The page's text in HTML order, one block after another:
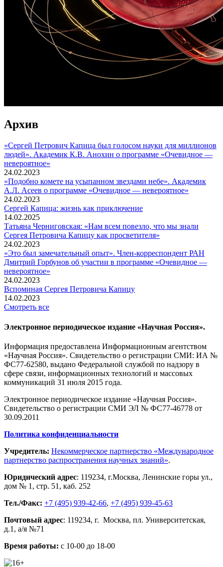
Архив
«Сергей Петрович Капица был голосом науки для миллионов
людей». Академик К.В. Анохин о программе «Очевидное —
невероятное»
24.02.2023
«Подобно комете на усыпанном звездами небе». Академик
А.Л. Асеев о программе «Очевидное — невероятное»
24.02.2023
Сергей Капица: жизнь как приключение
14.02.2025
Татьяна Черниговская: «Нам всем повезло, что мы знали
Сергея Петровича Капицу как просветителя»
24.02.2023
«Это был замечательный опыт». Член-корреспондент РАН
Дмитрий Горбунов об участии в программе «Очевидное —
невероятное»
24.02.2023
Вспоминaя Сергея Петровича Капицу
14.02.2023
Смотреть все
Электронное периодическое издание «Научная Россия».
Информация предоставлена Информационным агентством
«Научная Россия». Свидетельство о регистрации СМИ: ИА №
ФС77-62580, выдано Федеральной службой по надзору в
сфере связи, информационных технологий и массовых
коммуникаций 31 июля 2015 года.
Электронное периодическое издание «Научная Россия».
Свидетельство о регистрации СМИ ЭЛ № ФС77-46778 от
30.09.2011
Политика конфиденциальности
Учредитель: Некоммерческое партнерство «Международное
партнерство распространения научных знаний».
Юридический адрес: 119234, г.Москва, Ленинские горы ул.,
дом № 1, стр. 51 , каб. 252
Тел./Факс: +7 (495) 939-42-66, +7 (495) 939-45-63
Почтовый адрес: 119234, г. Москва, пл. Университетская,
д.1 , а/я №71
Время работы: с 10-00 до 18-00